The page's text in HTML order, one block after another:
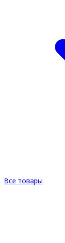
Все товары